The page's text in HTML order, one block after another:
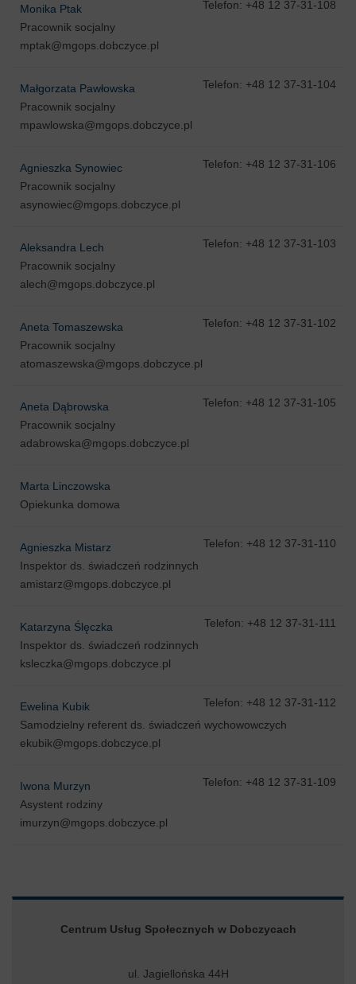
Telefon: +48 12 37-31-108
Monika Ptak
Pracownik socjalny
mptak@mgops.dobczyce.pl
Telefon: +48 12 37-31-104
Małgorzata Pawłowska
Pracownik socjalny
mpawlowska@mgops.dobczyce.pl
Telefon: +48 12 37-31-106
Agnieszka Synowiec
Pracownik socjalny
asynowiec@mgops.dobczyce.pl
Telefon: +48 12 37-31-103
Aleksandra Lech
Pracownik socjalny
alech@mgops.dobczyce.pl
Telefon: +48 12 37-31-102
Aneta Tomaszewska
Pracownik socjalny
atomaszewska@mgops.dobczyce.pl
Telefon: +48 12 37-31-105
Aneta Dąbrowska
Pracownik socjalny
adabrowska@mgops.dobczyce.pl
Marta Linczowska
Opiekunka domowa
Telefon: +48 12 37-31-110
Agnieszka Mistarz
Inspektor ds. świadczeń rodzinnych
amistarz@mgops.dobczyce.pl
Telefon: +48 12 37-31-111
Katarzyna Ślęczka
Inspektor ds. świadczeń rodzinnych
ksleczka@mgops.dobczyce.pl
Telefon: +48 12 37-31-112
Ewelina Kubik
Samodzielny referent ds. świadczeń wychowowczych
ekubik@mgops.dobczyce.pl
Telefon: +48 12 37-31-109
Iwona Murzyn
Asystent rodziny
imurzyn@mgops.dobczyce.pl
Centrum Usług Społecznych w Dobczycach
ul. Jagiellońska 44H